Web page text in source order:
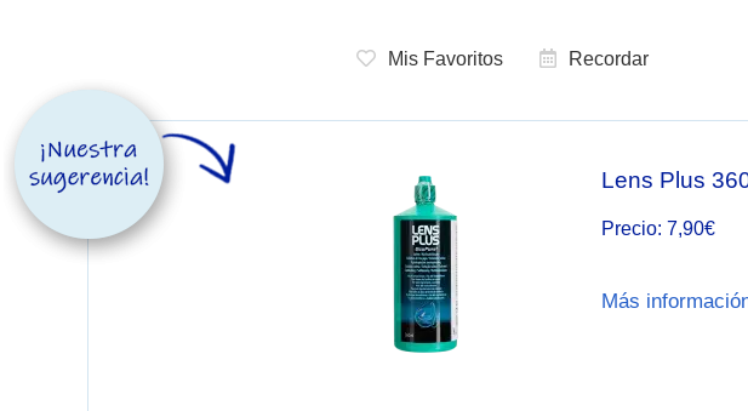
Mis Favoritos Recordar
Lens Plus
Precio:7,90€
Más